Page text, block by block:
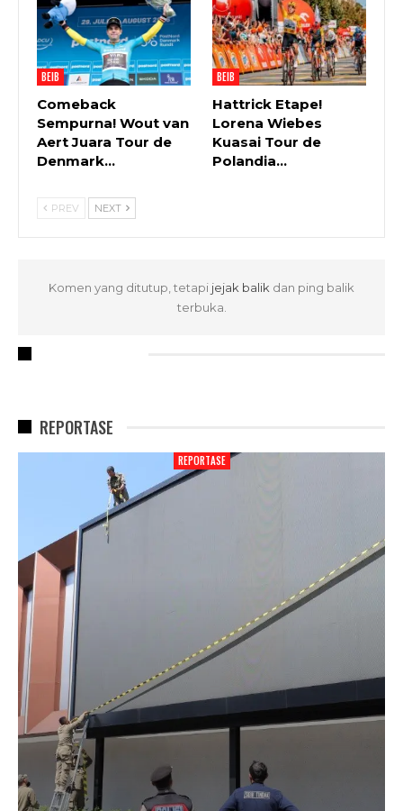
BEIB
Comeback
Sempurna! Wout van
Aert Juara Tour de
Denmark…
BEIB
Hattrick Etape!
Lorena Wiebes
Kuasai Tour de
Polandia…
PREV NEXT
Komen yang ditutup, tetapi jejak balik dan ping balik
terbuka.
REPORTASE
REPORTASE